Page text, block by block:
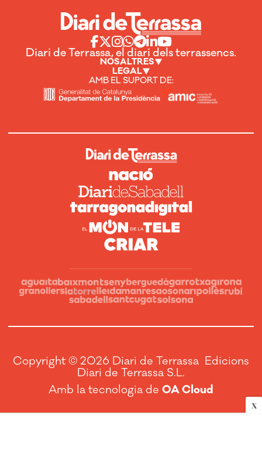
X
Diari de Terrassa, el diari dels terrassencs.
NOSALTRES
LEGAL
AMB EL SUPORT DE:
Copyright © 2026 Diari de Terrassa Edicions
Diari de Terrassa S.L.
Amb la tecnologia de OA Cloud